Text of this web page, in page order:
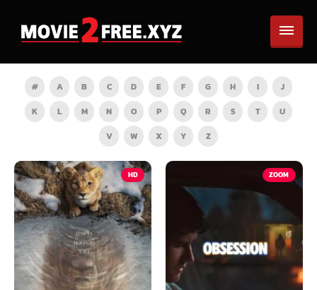
# A B C D E F G H I
J
K
L M N O P Q R S T
U
V
W X Y Z
HD ZOOM